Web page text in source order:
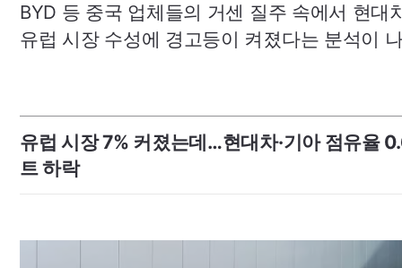
BYD 등 중국 업체들의 거센 질주 속에서 현대
유럽 시장 수성에 경고등이 켜졌다는 분석이
유럽 시장 7% 커졌는데…현대차·기아 점유율
트 하락